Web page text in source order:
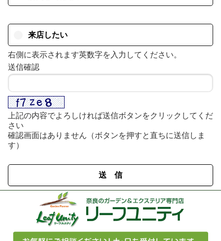
来店したい
右側に表示されます英数字を入力してください。
送信確認
上記の内容でよろしければ送信ボタンをクリックしてくだ
さい
確認画面はありません（ボタンを押すと直ちに送信しま
す）
送 信